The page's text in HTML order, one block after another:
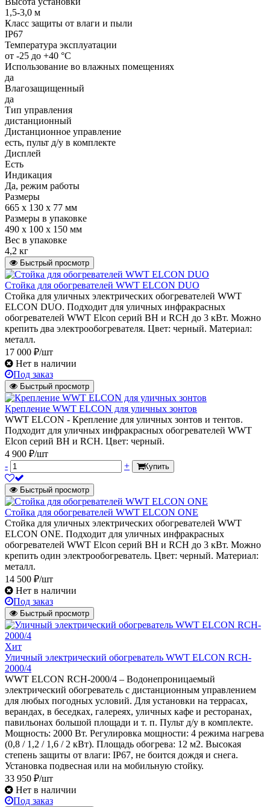
1,5-3,0 м
Класс защиты от влаги и пыли
IP67
Температура эксплуатации
от -25 до +40 °С
Использование во влажных помещениях
да
Влагозащищенный
да
Тип управления
дистанционный
Дистанционное управление
есть, пульт д/у в комплекте
Дисплей
Есть
Индикация
Да, режим работы
Размеры
665 х 130 х 77 мм
Размеры в упаковке
490 х 100 х 150 мм
Вес в упаковке
4,2 кг
Быстрый просмотр
Стойка для обогревателей WWT ELCON DUO
Стойка для уличных электрических обогревателей WWT
ELCON DUO. Подходит для уличных инфракрасных
обогревателей WWT Elcon серий BH и RCH до 3 кВт. Можно
крепить два электрообогревателя. Цвет: черный. Материал:
металл.
17 000 ₽/шт
Нет в наличии
Под заказ
Быстрый просмотр
Крепление WWT ELCON для уличных зонтов
WWT ELCON - Крепление для уличных зонтов и тентов.
Подходит для уличных инфракрасных обогревателей WWT
Elcon серий BH и RCH. Цвет: черный.
4 900 ₽/шт
-
+ Купить
Быстрый просмотр
Стойка для обогревателей WWT ELCON ONE
Стойка для уличных электрических обогревателей WWT
ELCON ONE. Подходит для уличных инфракрасных
обогревателей WWT Elcon серий BH и RCH до 3 кВт. Можно
крепить один электрообогреватель. Цвет: черный. Материал:
металл.
14 500 ₽/шт
Нет в наличии
Под заказ
Быстрый просмотр
Хит
Уличный электрический обогреватель WWT ELCON RCH-
2000/4
WWT ELCON RCH-2000/4 – Водонепроницаемый
электрический обогреватель с дистанционным управлением
для любых погодных условий. Для установки на террасах,
верандах, в беседках, галереях, уличных кафе и ресторанах,
павильонах большой площади и т. п. Пульт д/у в комплекте.
Мощность: 2000 Вт. Регулировка мощности: 4 режима нагрева
(0,8 / 1,2 / 1,6 / 2 кВт). Площадь обогрева: 12 м2. Высокая
степень защиты от влаги: IP67, не боится дождя и снега.
Установка подвесная или на мобильную стойку.
33 950 ₽/шт
Нет в наличии
Под заказ